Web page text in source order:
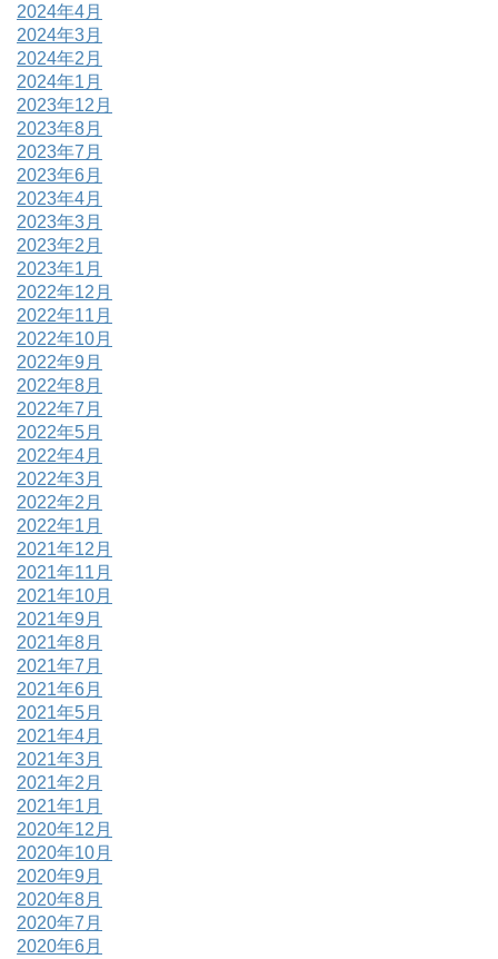
2024年4月
2024年3月
2024年2月
2024年1月
2023年12月
2023年8月
2023年7月
2023年6月
2023年4月
2023年3月
2023年2月
2023年1月
2022年12月
2022年11月
2022年10月
2022年9月
2022年8月
2022年7月
2022年5月
2022年4月
2022年3月
2022年2月
2022年1月
2021年12月
2021年11月
2021年10月
2021年9月
2021年8月
2021年7月
2021年6月
2021年5月
2021年4月
2021年3月
2021年2月
2021年1月
2020年12月
2020年10月
2020年9月
2020年8月
2020年7月
2020年6月